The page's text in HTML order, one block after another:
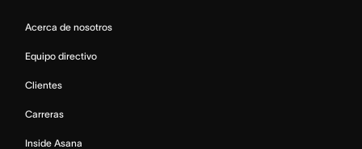
Acerca de nosotros
Equipo directivo
Clientes
Carreras
Inside Asana